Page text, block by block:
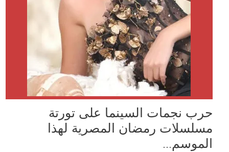
حرب نجمات السينما على تورتة
مسلسلات رمضان المصرية لهذا
الموسم...